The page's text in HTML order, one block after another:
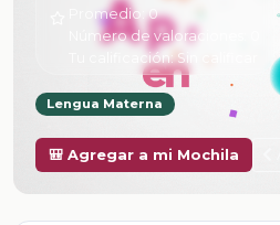
Promedio:0
Número de valoraciones:
Tu calificación:Sin calificar
Lengua Materna
🎒 Agregar a mi Mochila